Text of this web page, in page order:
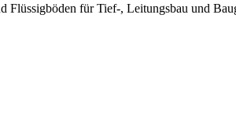
Flüssigböden für Tief-, Leitungsbau und